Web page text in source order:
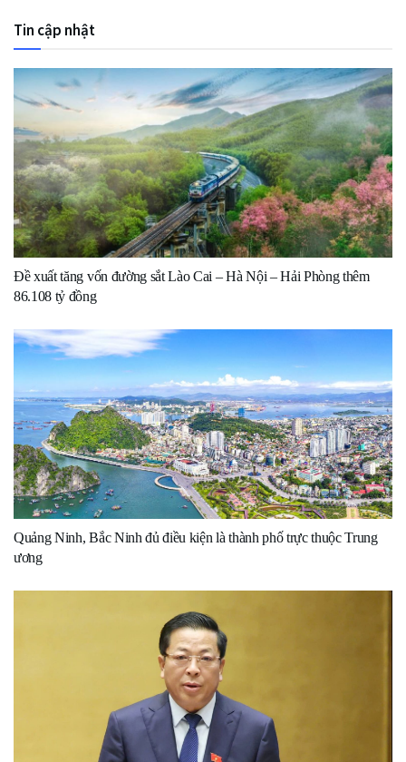
Tin cập nhật
Đề xuất tăng vốn đường sắt Lào Cai – Hà Nội – Hải Phòng thêm
86.108 tỷ đồng
Quảng Ninh, Bắc Ninh đủ điều kiện là thành phố trực thuộc Trung
ương